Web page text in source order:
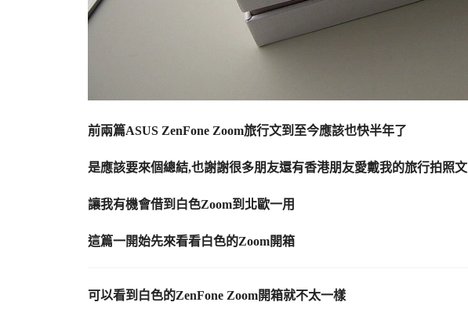
前兩篇ASUS ZenFone Zoom旅行文到至今應該也快半年了
是應該要來個總結,也謝謝很多朋友還有香港朋友愛戴我的旅行拍照文
讓我有機會借到白色Zoom到北歐一用
這篇一開始先來看看白色的Zoom開箱
可以看到白色的ZenFone Zoom開箱就不太一樣